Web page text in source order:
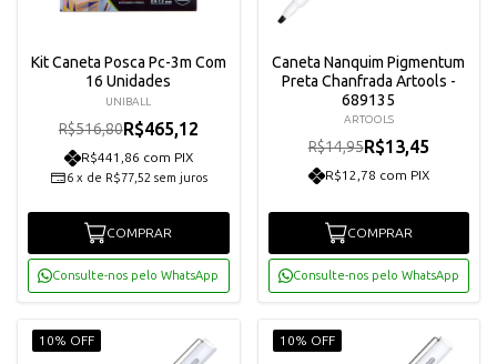
Kit Caneta Posca Pc-3m Com
16 Unidades
UNIBALL
R$516,80R$465,12
R$441,86 com PIX
6 x de R$77,52 sem juros
COMPRAR
Consulte-nos pelo WhatsApp
Caneta Nanquim Pigmentum
Preta Chanfrada Artools -
689135
ARTOOLS
R$14,95R$13,45
R$12,78 com PIX
COMPRAR
Consulte-nos pelo WhatsApp
10% OFF 10% OFF